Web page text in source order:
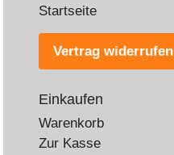
Startseite
Vertrag widerrufen
Einkaufen
Warenkorb
Zur Kasse